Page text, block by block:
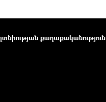
քաղաքականություն